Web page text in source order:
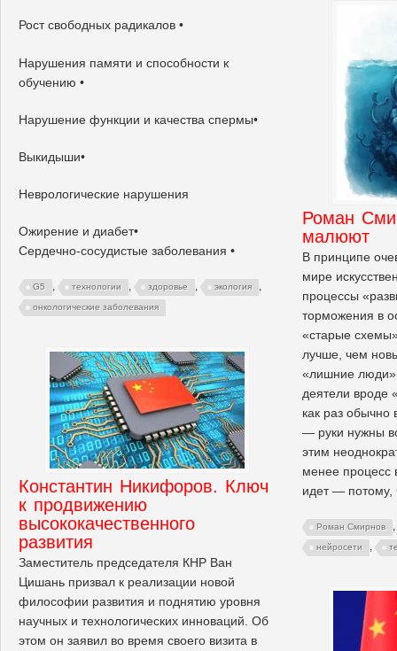
Рост свободных радикалов •
Нарушения памяти и способности к
обучению •
Нарушение функции и качества спермы•
Выкидыши•
Неврологические нарушения
Ожирение и диабет•
Сердечно-сосудистые заболевания •
G5 , технологии , здоровье , экология ,
онкологические заболевания
Роман
малюют
В принципе
мире
процессы
торможения в
«старые
лучше, чем
«лишние
деятели вроде
как раз обычно
— руки нужны
этим
менее процесс
идет — потому,
Роман Смирнов ,
нейросети ,
Константин Никифоров. Ключ
к продвижению
высококачественного
развития
Заместитель председателя КНР Ван
Цишань призвал к реализации новой
философии развития и поднятию уровня
научных и технологических инноваций. Об
этом он заявил во время своего визита в